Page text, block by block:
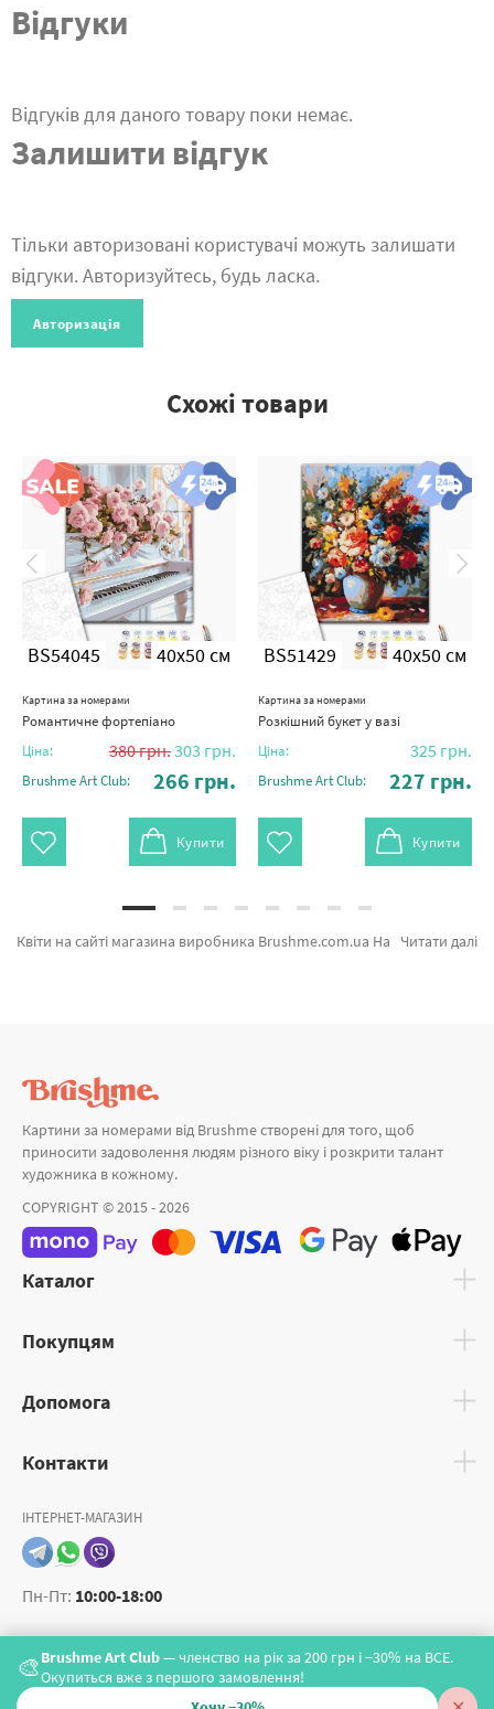
Відгуки
Відгуків для даного товару поки немає.
Залишити відгук
Тільки авторизовані користувачі можуть залишати
відгуки. Авторизуйтесь, будь ласка.
Авторизація
Схожі товари
BS54045 40x50 см
Картина за номерами
Романтичне фортепіано
Ціна: 380грн.303 грн.
Brushme Art Club: 266 грн.
Купити
BS51429 40x50 см
Картина за номерами
Розкішний букет у вазі
Ціна: 325 грн.
Brushme Art Club: 227 грн.
Купити
🎨Brushme Art Club— членство на рік за 200 грн і −30% на ВСЕ.
Окупиться вже з першого замовлення!
Читати далі
Квіти на сайті магазина виробника Brushme.com.ua На сторінці є можливість підібрати Картина за номерами Пісня журавля RBS1003 від кращого виробника Brushme який надихає унікальністю. Кожен продукт лінійки «Картини за номерами» ідеально підходить для подарунка. Малинові піони, Вінсент Ван Гог "Три соняшники у вазі" и Природня краса а также великий вибір позицій за цікавими цінами. Купуючи Санторіні разом з картина за номерами київ миттєве відправлення в Сєвєродонецьк або інші районні центри. Авторські колекції та\або картини за номерами ангел, замовляйте прямо зараз!
Картини за номерами від Brushme створені для того, щоб
приносити задоволення людям різного віку і розкрити талант
художника в кожному.
COPYRIGHT © 2015 - 2026
Каталог
Покупцям
Допомога
Контакти
ІНТЕРНЕТ-МАГАЗИН
Пн-Пт: 10:00-18:00